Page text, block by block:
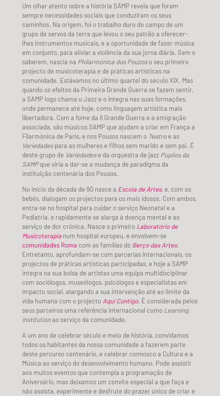
Um olhar atento sobre a história SAMP revela que foram
sempre necessidades sociais que conduziram os seus
caminhos. Na origem, foi o trabalho duro do campo de um
grupo de servos da terra que levou o seu patrão a oferecer-
lhes instrumentos musicais, e a oportunidade de fazer música
em conjunto, para aliviar a violência da sua jorna diária. Sem o
saberem, nascia na Philarmónica dos Pouzoso seu primeiro
projecto de musicoterapia e de práticas artísticas na
comunidade. Estávamos no último quartel do século XIX. Mas
quando os efeitos da Primeira Grande Guerra se fazem sentir,
a SAMP logo chama o Jazz e o integra nas suas formações,
onde permanece até hoje, como linguagem artística mais
libertadora. Com a fome da II Grande Guerra e a emigração
associada, são músicos SAMP que ajudam a criar em França a
Filarmónica de Paris, e nos Pousos nascem o Teatroe as
Variedadespara as mulheres e filhos sem marido e sem pai. É
deste grupo de Variedadese da orquestra de jazz Pupilos da
SAMPque viria a dar-se a mudança de paradigma da
instituição centenária dos Pousos.
No início da década de 90 nasce a Escola de Artes, e, com os
bebés, dialogam os projectos para os mais idosos. Com ambos,
entra-se no hospital para cuidar o serviço Neonatal e a
Pediatria, e rapidamente se alarga à doença mental e ao
serviço de dor crónica. Nasce o primeiro Laboratório de
Musicoterapianum hospital europeu, e envolvem-se
comunidades Roma com as famílias do Berço das Artes.
Entretanto, aprofundam-se com parcerias internacionais, os
projectos de práticas artísticas participadas, e hoje a SAMP
integra na sua bolsa de artistas uma equipa multidisciplinar
com sociólogos, museólogos, psicólogos e especialistas em
impacto social, alargando a sua intervenção até ao limite da
vida humana com o projectoAqui Contigo. É considerada pelos
seus parceiros uma referência internacional como Learning
Institutionao serviço da comunidade.
A um ano de celebrar século e meio de história, convidamos
todos os habitantes da nossa comunidade a fazerem parte
deste percurso centenário, e celebrar connosco a Cultura e a
Música ao serviço do desenvolvimento humano. Pode assistir
aos muitos eventos que contempla a programação de
Aniversário, mas deixamos um convite especial a que faça e
não assista, experimente e desfrute do prazer único de criar e